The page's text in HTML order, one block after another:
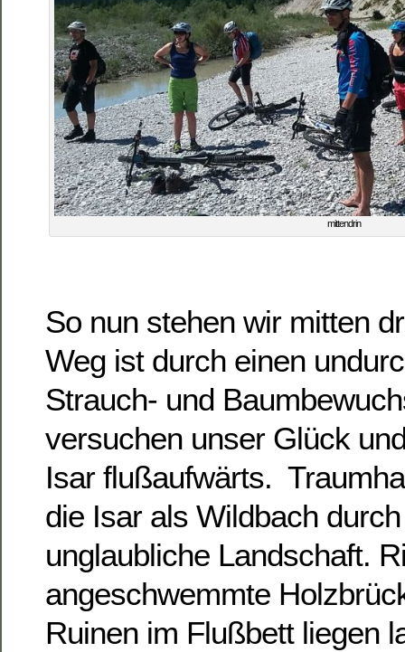
mittendrin
So nun stehen wir mitten
Weg ist durch einen
Strauch- und
versuchen unser Glück
Isar flußaufwärts.
die Isar als Wildbach
unglaubliche Landschaft.
angeschwemmte
Ruinen im Flußbett liegen